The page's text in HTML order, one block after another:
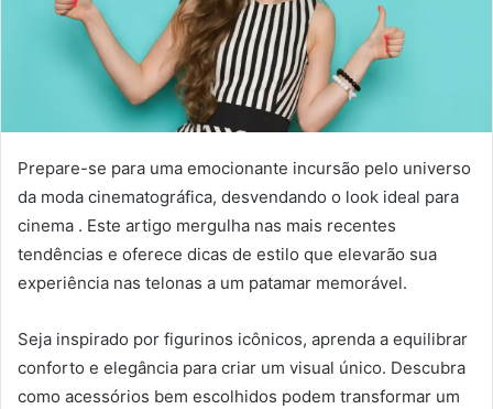
Prepare-se para uma emocionante incursão pelo universo
da moda cinematográfica, desvendando o look ideal para
cinema . Este artigo mergulha nas mais recentes
tendências e oferece dicas de estilo que elevarão sua
experiência nas telonas a um patamar memorável.
Seja inspirado por figurinos icônicos, aprenda a equilibrar
conforto e elegância para criar um visual único. Descubra
como acessórios bem escolhidos podem transformar um